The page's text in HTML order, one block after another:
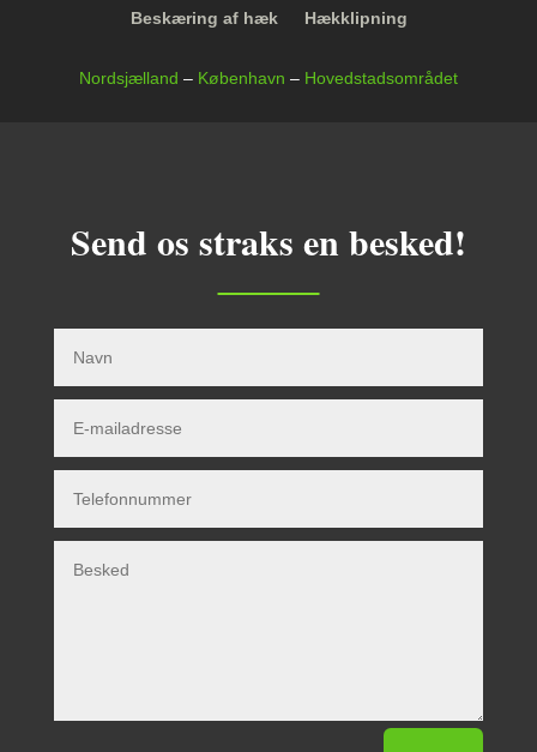
Beskæring af hæk
Hækklipning
Nordsjælland – København – Hovedstadsområdet
Send os straks en besked!